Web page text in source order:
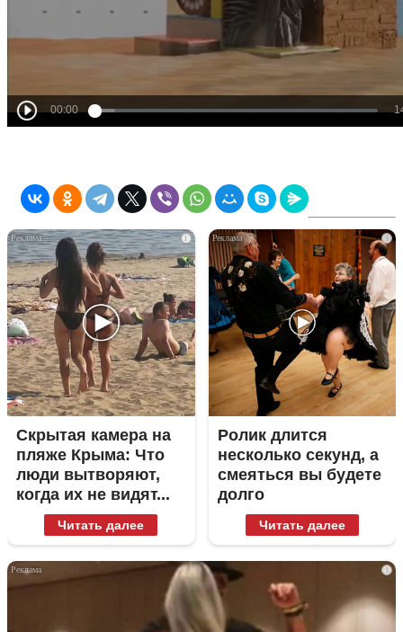
i
Скрытая камера на
пляже Крыма: Что
люди вытворяют,
когда их не видят...
Читать далее
i
Ролик длится
несколько секунд, а
смеяться вы будете
долго
Читать далее
i